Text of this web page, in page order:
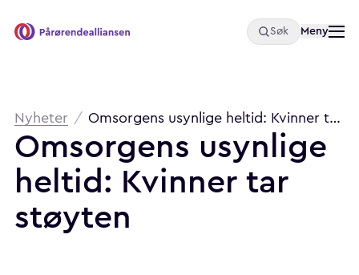
Pårørendealliansen Søk Åpne
Meny
Brødsmulesti
Nyheter / Omsorgens usynlige heltid: Kvinner tar støyten
Omsorgens usynlige
heltid: Kvinner tar
støyten